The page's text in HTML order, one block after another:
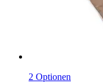
2 Optionen